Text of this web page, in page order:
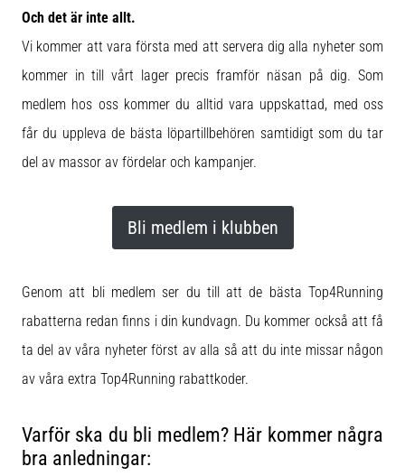
9 min. läsning
Löparknä:
Orsaker,
och
förebyggande
åtgärder
(ITBS),
är
ett
mycket
hälsoproblem
löpare
drabbas
av.
Och det är inte allt.
Vi kommer att vara första med att servera dig alla nyheter som
kommer in till vårt lager precis framför näsan på dig. Som
medlem hos oss kommer du alltid vara uppskattad, med oss
får du uppleva de bästa löpartillbehören samtidigt som du tar
del av massor av fördelar och kampanjer.
Bli medlem i klubben
Genom att bli medlem ser du till att de bästa Top4Running
rabatterna redan finns i din kundvagn. Du kommer också att få
ta del av våra nyheter först av alla så att du inte missar någon
av våra extra Top4Running rabattkoder.
Varför ska du bli medlem? Här kommer några
bra anledningar: